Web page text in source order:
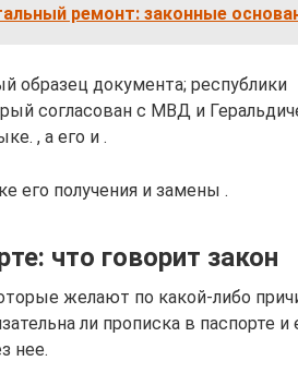
ремонт: законные
образец документа; республики
согласован с МВД и
, а его и .
его получения и замены .
что говорит закон
желают по какой-либо
ли прописка в паспорте и
нее.